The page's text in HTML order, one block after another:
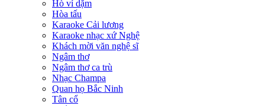
Hò ví dặm
Hòa tấu
Karaoke Cải lương
Karaoke nhạc xứ Nghệ
Khách mời văn nghệ sĩ
Ngâm thơ
Ngâm thơ ca trù
Nhạc Champa
Quan họ Bắc Ninh
Tân cổ